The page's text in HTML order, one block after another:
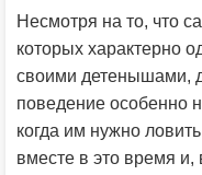
Несмотря на то, что
которых характерно
своими детенышами,
поведение особенно
когда им нужно
вместе в это время и,